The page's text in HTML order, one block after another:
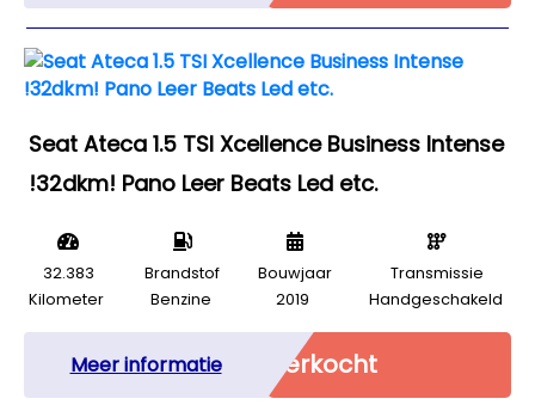
Seat Ateca 1.5 TSI Xcellence Business Intense
!32dkm! Pano Leer Beats Led etc.
32.383
Kilometer
Brandstof
Benzine
Bouwjaar
2019
Transmissie
Handgeschakeld
Meer informatie Verkocht